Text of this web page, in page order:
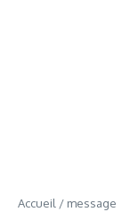
Accueil / message